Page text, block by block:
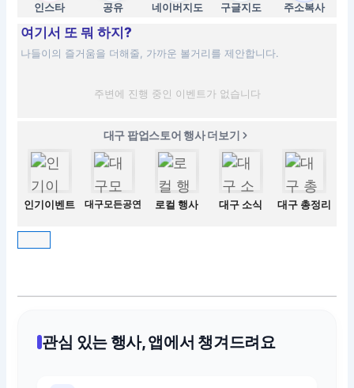
인스타 공유 네이버지도 구글지도 주소복사
여기서 또 뭐 하지?
나들이의 즐거움을 더해줄, 가까운 볼거리를 제안합니다.
주변에 진행 중인 이벤트가 없습니다
대구 팝업스토어 행사 더보기
인기이벤트 대구모든공연 로컬 행사 대구 소식 대구 총정리
관심 있는 행사, 앱에서 챙겨드려요